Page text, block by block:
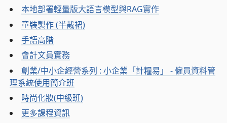
本地部署輕量版大語言模型與RAG實作
童裝製作 (半截裙)
手語高階
會計文員實務
創業/中小企經營系列 : 小企業「計糧易」 - 僱員資料管
理系統使用簡介班
時尚化妝(中級班)
更多課程資訊